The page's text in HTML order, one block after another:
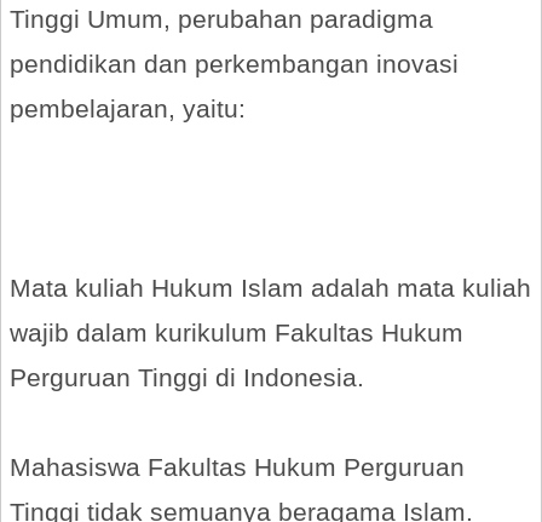
Tinggi Umum, perubahan paradigma
pendidikan dan perkembangan inovasi
pembelajaran, yaitu:
Mata kuliah Hukum Islam adalah mata kuliah
wajib dalam kurikulum Fakultas Hukum
Perguruan Tinggi di Indonesia.
Mahasiswa Fakultas Hukum Perguruan
Tinggi tidak semuanya beragama Islam.